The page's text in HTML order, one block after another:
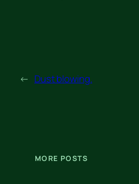
← Dust blowing.
MORE POSTS